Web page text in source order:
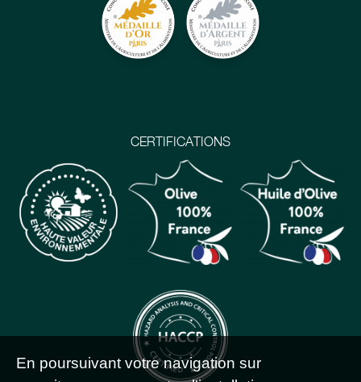
CERTIFICATIONS
En poursuivant votre navigation sur